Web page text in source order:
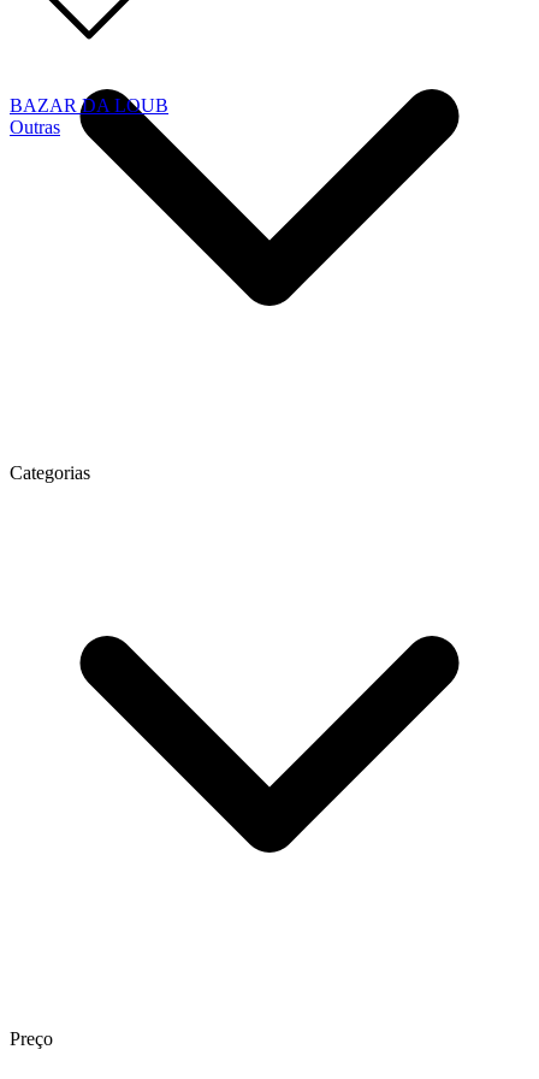
BAZAR DA LOUB
Outras
Categorias
Preço